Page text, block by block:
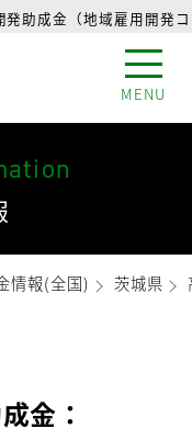
発助成金（地域雇用開発
MENU
情報(全国) 茨城県
金：